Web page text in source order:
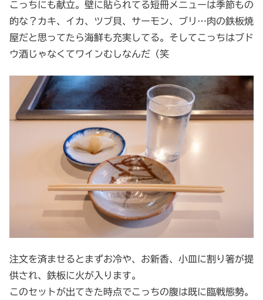
こっちにも献立。壁に貼られてる短冊メニューは季節もの
的な？カキ、イカ、ツブ貝、サーモン、ブリ…肉の鉄板焼
屋だと思ってたら海鮮も充実してる。そしてこっちはブド
ウ酒じゃなくてワインむしなんだ（笑
注文を済ませるとまずお冷や、お新香、小皿に割り箸が提
供され、鉄板に火が入ります。
このセットが出てきた時点でこっちの腹は既に臨戦態勢。